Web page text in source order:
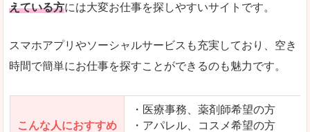
えている方には大変お仕事を探しやすいサイトです。
スマホアプリやソーシャルサービスも充実しており、空き
時間で簡単にお仕事を探すことができるのも魅力です。
こんな人におすすめ
・医療事務、薬剤師希望の方
・アパレル、コスメ希望の方